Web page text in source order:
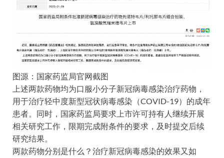
图源：国家药监局官网截图
上述两款药物均为口服小分子新冠病毒感染治疗药物，
用于治疗轻中度新型冠状病毒感染（COVID-19）的成年
患者。同时，国家药监局要求上市许可持有人继续开展
相关研究工作，限期完成附条件的要求，及时提交后续
研究结果。
两款药物分别是什么？治疗新冠病毒感染的效果又如